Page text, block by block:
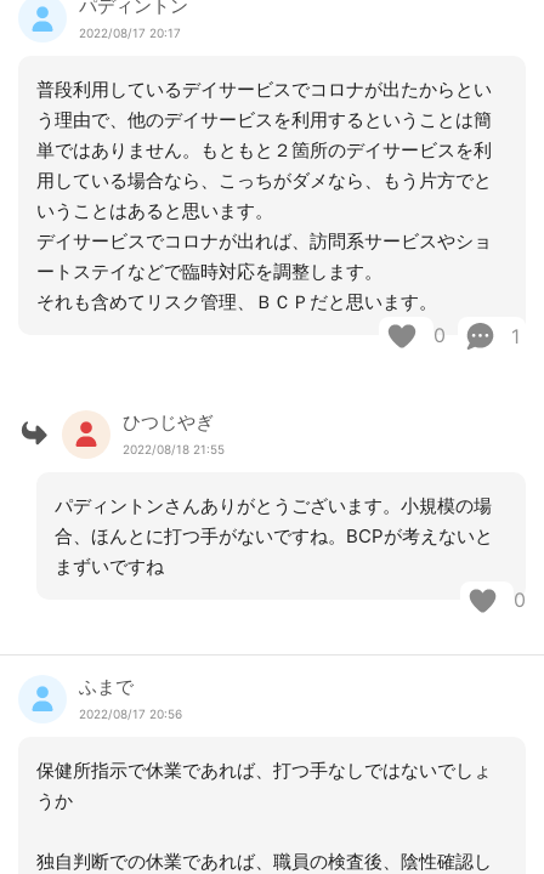
パディントン
2022/08/17 20:17
普段利用しているデイサービスでコロナが出たからとい
う理由で、他のデイサービスを利用するということは簡
単ではありません。もともと２箇所のデイサービスを利
用している場合なら、こっちがダメなら、もう片方でと
いうことはあると思います。
デイサービスでコロナが出れば、訪問系サービスやショ
ートステイなどで臨時対応を調整します。
それも含めてリスク管理、ＢＣＰだと思います。
0 1
ひつじやぎ
2022/08/18 21:55
パディントンさんありがとうございます。小規模の場
合、ほんとに打つ手がないですね。BCPが考えないと
まずいですね
0
ふまで
2022/08/17 20:56
保健所指示で休業であれば、打つ手なしではないでしょ
うか
独自判断での休業であれば、職員の検査後、陰性確認し